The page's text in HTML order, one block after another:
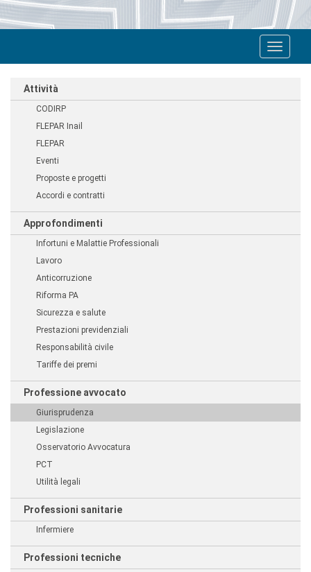
Toggle
Attività
CODIRP
FLEPAR Inail
FLEPAR
Eventi
Proposte e progetti
Accordi e contratti
Approfondimenti
Infortuni e Malattie Professionali
Lavoro
Anticorruzione
Riforma PA
Sicurezza e salute
Prestazioni previdenziali
Responsabilità civile
Tariffe dei premi
Professione avvocato
Giurisprudenza
Legislazione
Osservatorio Avvocatura
PCT
Utilità legali
Professioni sanitarie
Infermiere
Professioni tecniche